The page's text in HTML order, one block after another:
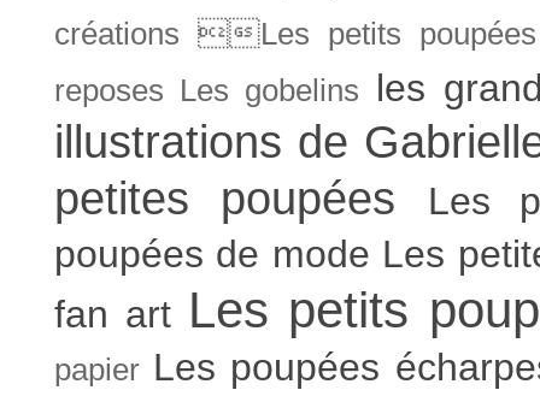
créations Les petits
reposes Les gobelins les
illustrations de
petites poupées
Les
poupées de mode Les
fan art Les petits
papier Les poupées